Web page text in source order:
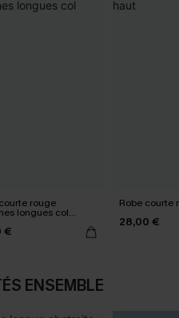
rouge
longues col
€
Robe courte
28,00 €
ENSEMBLE